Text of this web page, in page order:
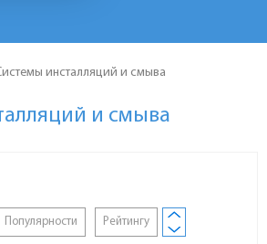
инсталляций и смыва
и смыва
Популярности Рейтингу